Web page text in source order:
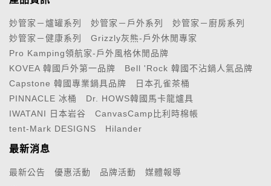
妙管家－爐罐系列 妙管家－戶外系列
妙管家－廚房系列
妙管家－健康系列
Grizzly灰熊-戶外休閒專家
Pro Kamping領航家-戶外風格休閒品牌
KOVEA 韓國戶外第一品牌
Bell 'Rock 韓國不沾鍋人氣品牌
Capstone 韓國專業鍋具品牌
日本孔雀茶桶
PINNACLE 冰桶
Dr. HOWS韓國馬卡龍爐具
IWATANI 日本岩谷
CanvasCamp比利時棉帳
tent-Mark DESIGNS
Hilander
最新消息
最新公告 優惠活動 品牌活動 媒體報導